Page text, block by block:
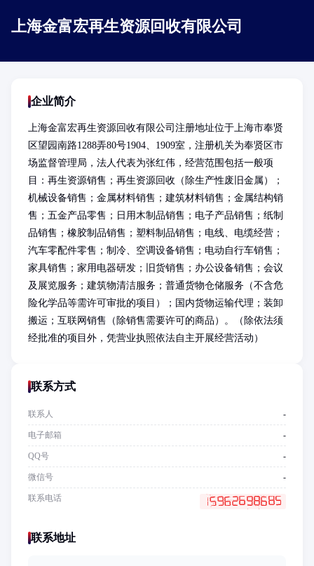
上海金富宏再生资源回收有限公司
企业简介
上海金富宏再生资源回收有限公司注册地址位于上海市奉贤
区望园南路1288弄80号1904、1909室，注册机关为奉贤区市
场监督管理局，法人代表为张红伟，经营范围包括一般项
目：再生资源销售；再生资源回收（除生产性废旧金属）；
机械设备销售；金属材料销售；建筑材料销售；金属结构销
售；五金产品零售；日用木制品销售；电子产品销售；纸制
品销售；橡胶制品销售；塑料制品销售；电线、电缆经营；
汽车零配件零售；制冷、空调设备销售；电动自行车销售；
家具销售；家用电器研发；旧货销售；办公设备销售；会议
及展览服务；建筑物清洁服务；普通货物仓储服务（不含危
险化学品等需许可审批的项目）；国内货物运输代理；装卸
搬运；互联网销售（除销售需要许可的商品）。（除依法须
经批准的项目外，凭营业执照依法自主开展经营活动）
联系方式
联系人 -
电子邮箱 -
QQ号 -
微信号 -
联系电话
联系地址